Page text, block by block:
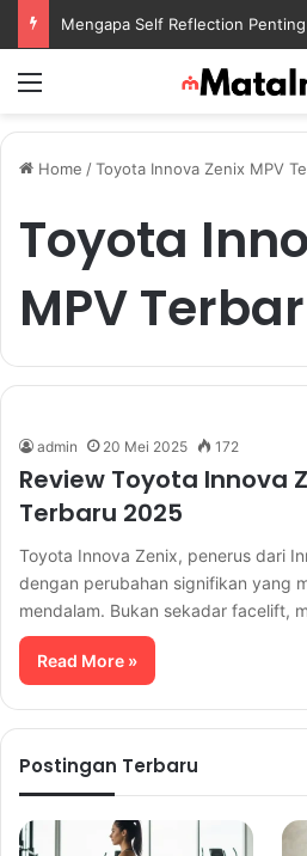
Home /Toyota Innova Zenix MPV
Toyota
MPV
admin 20 Mei 2025 172
Review Toyota Innova
Terbaru 2025
Toyota Innova Zenix, penerus dari
dengan perubahan signifikan yang
mendalam. Bukan sekadar facelift,
Read More »
Postingan Terbaru